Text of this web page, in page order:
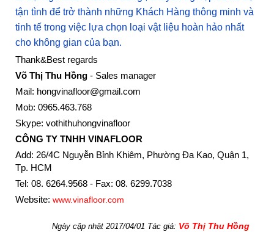
tận tình để trở thành những Khách Hàng thông minh và
tinh tế trong việc lựa chọn loại vật liệu hoàn hảo nhất
cho không gian của bạn.
Thank&Best regards
Võ Thị Thu Hồng - Sales manager
Mail: hongvinafloor@gmail.com
Mob: 0965.463.768
Skype: vothithuhongvinafloor
CÔNG TY TNHH VINAFLOOR
Add: 26/4C Nguyễn Bỉnh Khiêm, Phường Đa Kao, Quận 1,
Tp. HCM
Tel: 08. 6264.9568 - Fax: 08. 6299.7038
Website: www.vinafloor.com
Ngày cập nhật 2017/04/01 Tác giả: Võ Thị Thu Hồng